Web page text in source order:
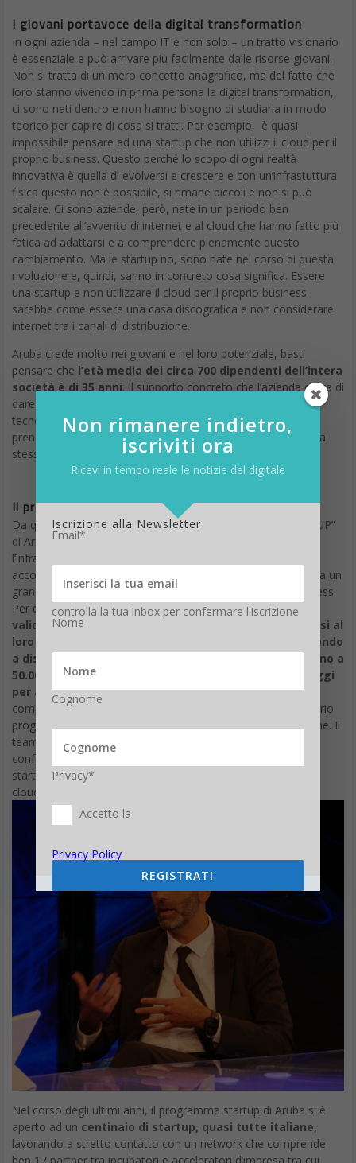
I giovani portavoce della digital transformation
In ogni azienda – nel campo IT e non solo – un tratto visionario
è essenziale e può arrivare più facilmente dalle risorse giovani.
Non si tratta di un mero concetto anagrafico, ma del fatto che
loro stanno vivendo in prima persona la digital transformation,
ci sono nati dentro e non hanno bisogno di studiarla in modo
teorico per capire di cosa si tratti. Per esempio, è quasi
impossibile pensare ad una startup che non utilizzi il cloud per il
proprio business. Questo perché lo scopo di ogni realtà
innovativa è quella di evolversi e crescere e con un’infrastuttura
fisica questo non è possibile, si rimane piccoli e non si può
scalare. Ci sono aziende, però, nate in un periodo ben
precedente all’avvento di internet e al cloud che hanno fatto più
fatica ad adattarsi e a comprendere pienamente questo
cambiamento. Ma le startup no, sono nate nel corso di questa
rivoluzione e, quindi, sanno in concreto cosa significa. Essere
una startup e non utilizzare il cloud per il proprio business
sarebbe come essere una casa discografica e non considerare
internet tra i canali di distribuzione.
Aruba crede molto nei giovani e nel loro potenziale, basti
pensare che l’età media dei circa 700 dipendenti dell’intera
società è di 35 anni. Il supporto concreto che l’azienda cerca di
dare ai ragazzi è duplice: da una parte fornire gli strumenti
tecnologici e il know-how per favorirne la crescita e dall’altra
prendere con sè chi può essere prezioso per lo sviluppo della
stessa azienda, perché non si smetta mai di crescere.
Il programma “we START you UP” di Aruba
Da questi presupposti nasce il programma “we START you UP”
di Aruba Cloud: quando si avvia una startup, progettare
l’infrastruttura IT in un ambiente dinamico, adatto ad
accompagnare il progressivo sviluppo aziendale, rappresenta un
grande vantaggio per favorire l’evoluzione del proprio business.
Per questo, l’Azienda ha deciso difornire alle startup più
valide le migliori tecnologie in ambito cloud, ponendosi al
loro fianco attraverso un percorso di tre anni e mettendo
a disposizione un credito cloud gratuito con risorse fino a
50.000 euro, supporto tecnico costante e tanti vantaggi
per accompagnarle sul mercato.Per partecipare, basta
compilare il form online, descrivere in modo sintetico il proprio
progetto di business e accettare le modalità di partecipazione. Il
team di Aruba Cloud valuterà la richiesta e comunicherà la
conferma di adesione al programma. Dopo la conferma, la
startup riceverà un welcome kit e il primo voucher di credito
cloud di 3.000 euro da utilizzare entro 12 mesi.
Nel corso degli ultimi anni, il programma startup di Aruba si è
aperto ad un centinaio di startup, quasi tutte italiane,
lavorando a stretto contatto con un network che comprende
Non rimanere indietro,
iscriviti ora
Ricevi in tempo reale le notizie del digitale
Iscrizione alla Newsletter
Email*
controlla la tua inbox per confermare l'iscrizione
Nome
Cognome
Privacy*
Accetto la
Privacy Policy
REGISTRATI